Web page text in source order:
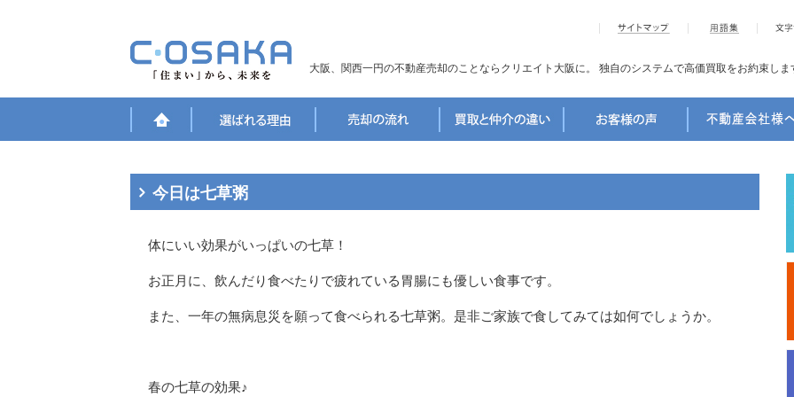
大阪、関西一円の不動産売却のことならクリエイト大阪に。 独自のシステムで高価買取をお約束しま
今日は七草粥
体にいい効果がいっぱいの七草！
お正月に、飲んだり食べたりで疲れている胃腸にも優しい食事です。
また、一年の無病息災を願って食べられる七草粥。是非ご家族で食してみては如何でしょうか。
春の七草の効果♪